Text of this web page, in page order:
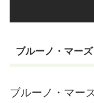
ブルーノ・マー
ブルーノ・マー